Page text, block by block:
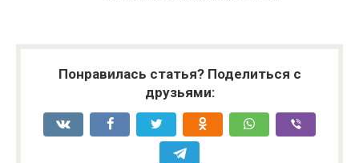
Понравилась статья? Поделиться с
друзьями: